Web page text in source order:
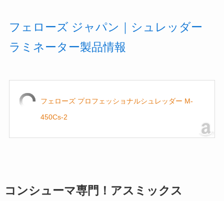
フェローズ ジャパン｜シュレッダー
ラミネーター製品情報
フェローズ プロフェッショナルシュレッダー M-
450Cs-2
コンシューマ専門！アスミックス